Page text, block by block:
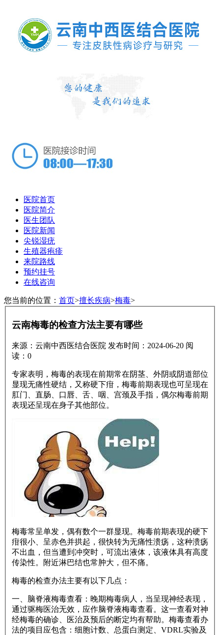
医院首页
医院简介
医生团队
医院新闻
尖锐湿疣
生殖器疱疹
来院路线
预约挂号
在线咨询
您当前的位置： 首页>擅长疾病>梅毒>
云南梅毒的检查方法主要有哪些
来源：云南中西医结合医院 发布时间：2024-06-20 阅
读： 0
专家表明，梅毒的表现在前期常在阴茎、外阴或阴道部位
显现无痛性硬结，又称硬下疳，梅毒前期表现也可呈现在
肛门、直肠、口唇、舌、咽、宫颈及手指，偶尔梅毒前期
表现还呈现在身子其他部位。
梅毒常呈单发，偶有数个一群显现。梅毒前期表现的硬下
疳很小、呈赤色并拱起，很快转为无痛性溃疡，这种溃疡
不出血，但当遭到冲突时，可流出液体，该液体具有高度
传染性。附近淋巴结也常肿大，但不痛。
梅毒的检查办法主要有以下几点：
一、脑脊液梅毒查看：晚期梅毒病人，当呈现神经表现，
通过驱梅医治无效，应作脑脊液梅毒查看。这一查看对神
经梅毒的确诊、医治及预后的断定均有帮助。梅毒查看办
法的项目应包含：细胞计数、总蛋白测定、VDRL实验及